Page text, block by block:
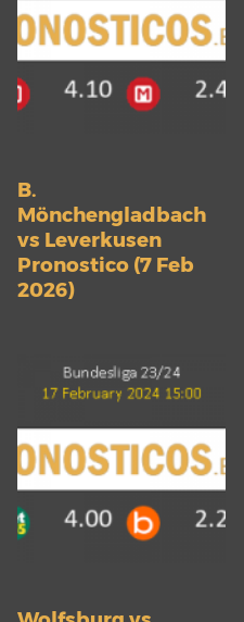
B.
Mönchengladbach
vs Leverkusen
Pronostico (7 Feb
2026)